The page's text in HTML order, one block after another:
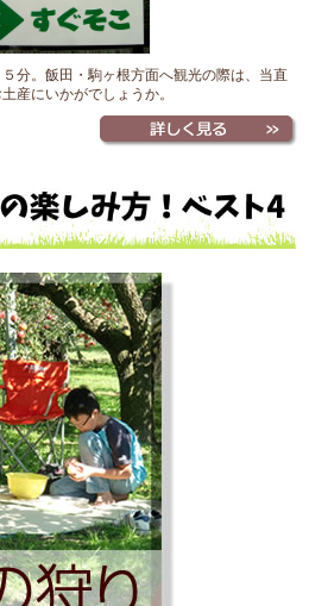
分。飯田・駒ヶ根方面へ観光の際は、当直
産にいかがでしょうか。